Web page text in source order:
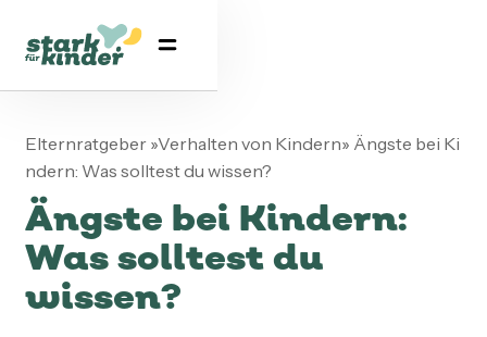
Elternratgeber »Verhalten von Kindern» Ängste bei Ki
ndern: Was solltest du wissen?
Ängste bei Kindern:
Was solltest du
wissen?